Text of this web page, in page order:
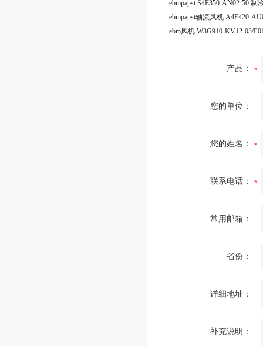
ebmpapst轴流风机 A4E420-
产品：
您的单位：
您的姓名：
联系电话：
常用邮箱：
省份：
详细地址：
补充说明：